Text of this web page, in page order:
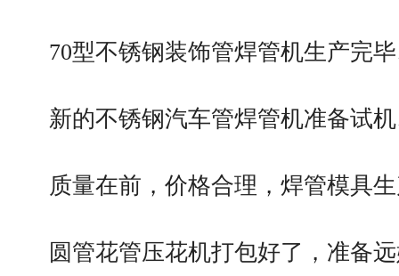
70型不锈钢装饰管焊管机生产完
新的不锈钢汽车管焊管机准备试
质量在前，价格合理，焊管模具
圆管花管压花机打包好了，准备